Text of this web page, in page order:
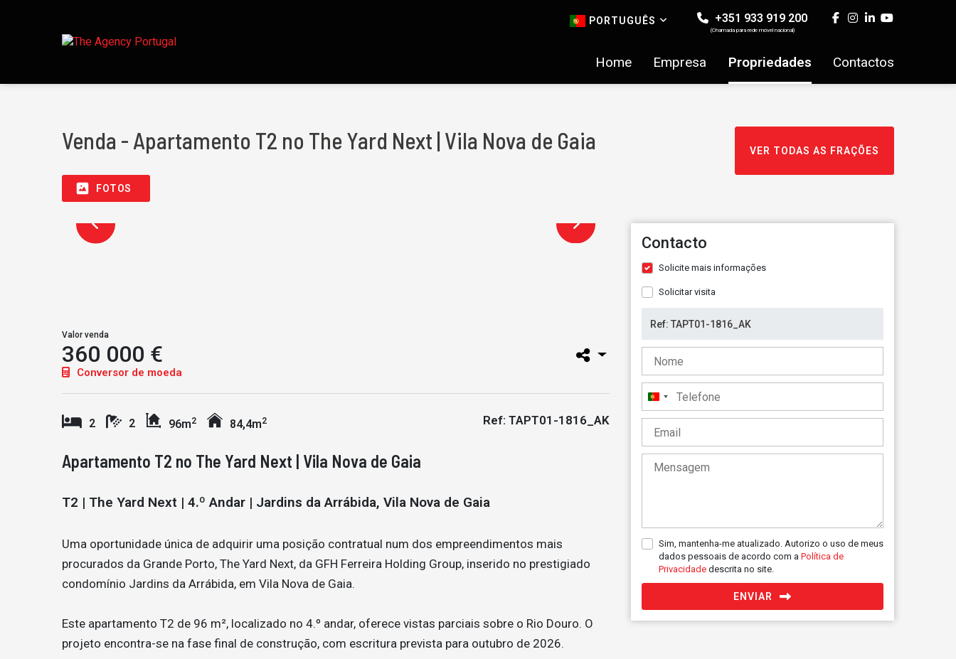
PORTUGUÊS +351 933 919 200
(Chamada para rede móvel nacional)
Home Empresa Propriedades Contactos
Venda - Apartamento T2 no The Yard Next | Vila Nova de Gaia VER TODAS AS FRAÇÕES
FOTOS
Valor venda
360 000 €
Conversor de moeda
2 2 96m2 84,4m2 Ref: TAPT01-1816_AK
Apartamento T2 no The Yard Next | Vila Nova de Gaia
T2 | The Yard Next | 4.º Andar | Jardins da Arrábida, Vila Nova de Gaia
Uma oportunidade única de adquirir uma posição contratual num dos empreendimentos mais
procurados da Grande Porto, The Yard Next, da GFH Ferreira Holding Group, inserido no prestigiado
condomínio Jardins da Arrábida, em Vila Nova de Gaia.
Este apartamento T2 de 96 m², localizado no 4.º andar, oferece vistas parciais sobre o Rio Douro. O
projeto encontra-se na fase final de construção, com escritura prevista para outubro de 2026.
Contacto
Solicite mais informações
Solicitar visita
Portugal
+351
Sim, mantenha-me atualizado. Autorizo o uso de meus
dados pessoais de acordo com a Política de
Privacidade descrita no site.
ENVIAR